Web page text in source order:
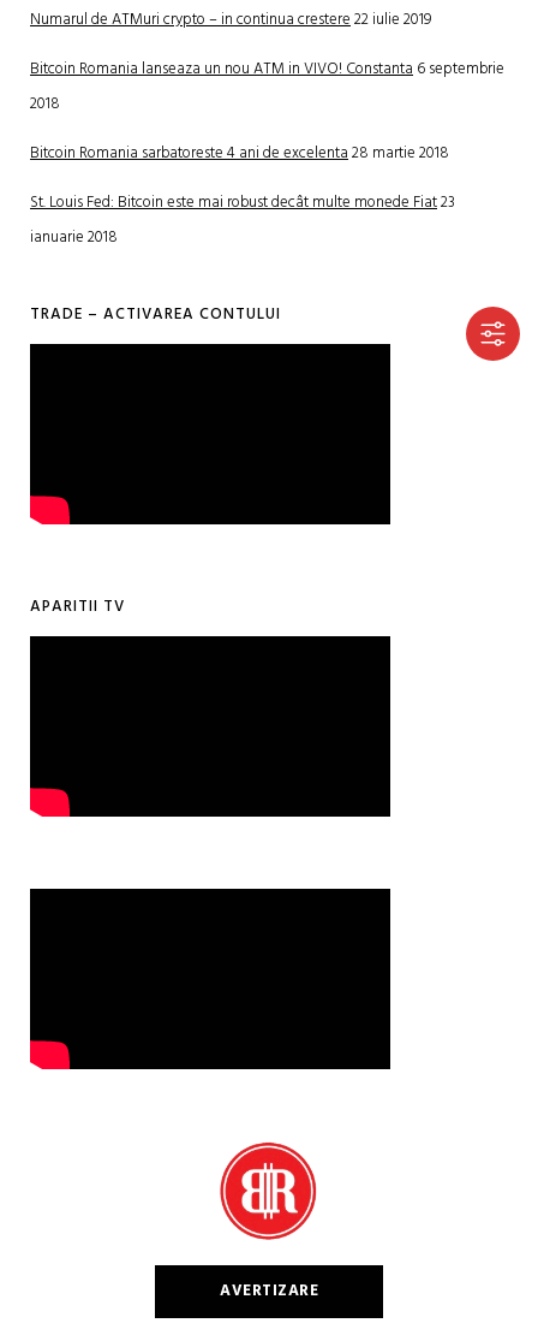
Numarul de ATMuri crypto – in continua crestere22 iulie 2019
Bitcoin Romania lanseaza un nou ATM in VIVO! Constanta6 septembrie
2018
Bitcoin Romania sarbatoreste 4 ani de excelenta28 martie 2018
St. Louis Fed: Bitcoin este mai robust decât multe monede Fiat23
ianuarie 2018
TRADE – ACTIVAREA CONTULUI
APARITII TV
AVERTIZARE